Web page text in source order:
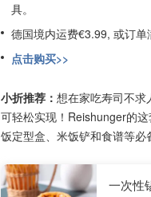
具。
德国境内运费€3.99, 或订单
点击购买>>
小折推荐： 想在家吃寿司不求
可轻松实现！Reishunger的
饭定型盒、米饭铲和食谱等必
一次性